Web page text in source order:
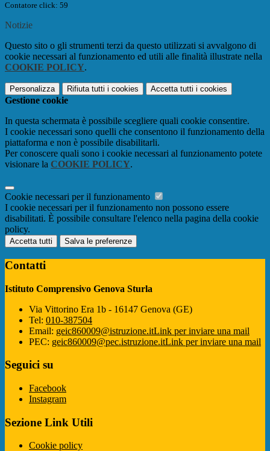
Contatore click: 59
Notizie
Questo sito o gli strumenti terzi da questo utilizzati si avvalgono di
cookie necessari al funzionamento ed utili alle finalità illustrate nella
COOKIE POLICY.
Personalizza Rifiuta tutti i cookies Accetta tutti i cookies
Gestione cookie
In questa schermata è possibile scegliere quali cookie consentire.
I cookie necessari sono quelli che consentono il funzionamento della
piattaforma e non è possibile disabilitarli.
Per conoscere quali sono i cookie necessari al funzionamento potete
visionare la COOKIE POLICY.
Cookie necessari per il funzionamento
I cookie necessari per il funzionamento non possono essere
disabilitati. È possibile consultare l'elenco nella pagina della cookie
policy.
Accetta tutti Salva le preferenze
Contatti
Istituto Comprensivo Genova Sturla
Via Vittorino Era 1b - 16147 Genova (GE)
Tel: 010-387504
Email: geic860009@istruzione.itLink per inviare una mail
PEC: geic860009@pec.istruzione.itLink per inviare una mail
Seguici su
Facebook
Instagram
Sezione Link Utili
Cookie policy